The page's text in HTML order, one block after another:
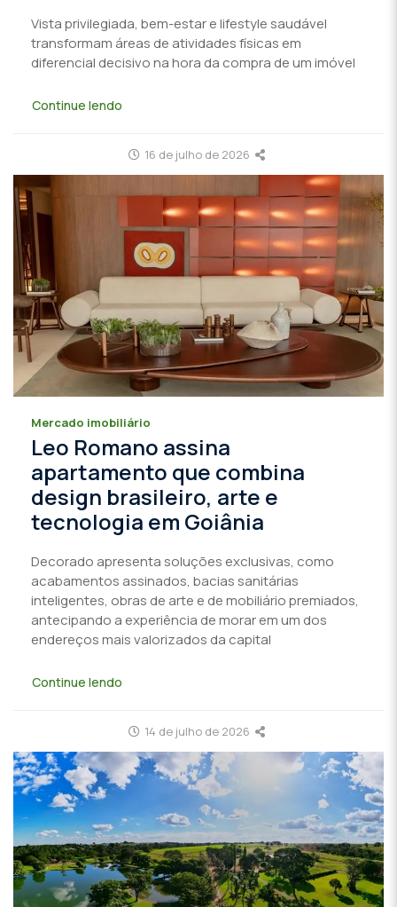
Vista privilegiada, bem-estar e lifestyle saudável
transformam áreas de atividades físicas em
diferencial decisivo na hora da compra de um imóvel
Continue lendo
16 de julho de 2026
Mercado imobiliário
Leo Romano assina
apartamento que combina
design brasileiro, arte e
tecnologia em Goiânia
Decorado apresenta soluções exclusivas, como
acabamentos assinados, bacias sanitárias
inteligentes, obras de arte e de mobiliário premiados,
antecipando a experiência de morar em um dos
endereços mais valorizados da capital
Continue lendo
14 de julho de 2026